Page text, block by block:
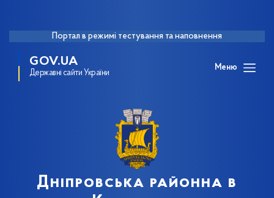
Портал в режимі тестування та наповнення
GOV.UA
Державні сайти України
Меню
Дніпровська районна в